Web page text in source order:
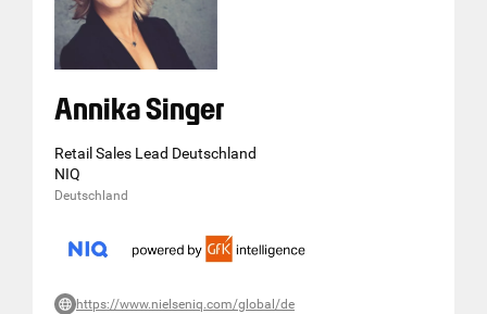
Annika Singer
Retail Sales Lead Deutschland
NIQ
Deutschland
https://www.nielseniq.com/global/de